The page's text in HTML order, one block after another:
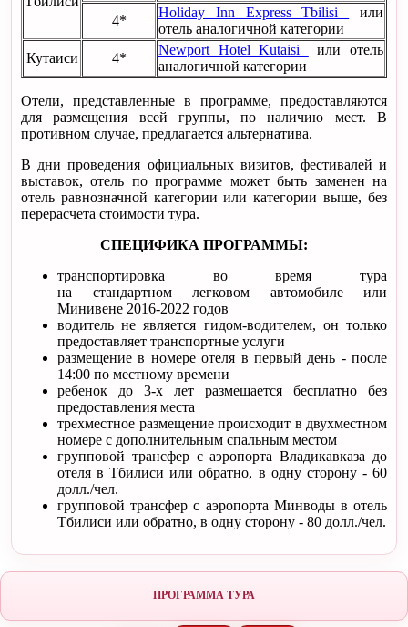
4*
Holiday Inn Express Tbilisi
или
отель аналогичной категории
Кутаиси
4*
Newport Hotel Kutaisi
или отель
аналогичной категории
Отели, представленные в программе, предоставляются
для размещения всей группы, по наличию мест. В
противном случае, предлагается альтернатива.
В дни проведения официальных визитов, фестивалей и
выставок, отель по программе может быть заменен на
отель равнозначной категории или категории выше, без
перерасчета стоимости тура.
СПЕЦИФИКА ПРОГРАММЫ:
транспортировка во время тура
на стандартном легковом автомобиле или
Минивене 2016-2022 годов
водитель не является гидом-водителем, он только
предоставляет транспортные услуги
размещение в номере отеля в первый день - после
14:00 по местному времени
ребенок до 3-х лет размещается бесплатно без
предоставления места
трехместное размещение происходит в двухместном
номере с дополнительным спальным местом
групповой трансфер с аэропорта Владикавказа до
отеля в Тбилиси или обратно, в одну сторону - 60
долл./чел.
групповой трансфер с аэропорта Минводы в отель
Тбилиси или обратно, в одну сторону - 80 долл./чел.
ПРОГРАММА ТУРА